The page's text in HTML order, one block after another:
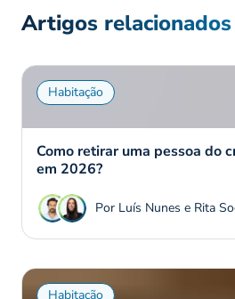
Artigos relacionados
Habitação
Como retirar uma pessoa do
em 2026?
Por Luís Nunes e Rita
Habitação